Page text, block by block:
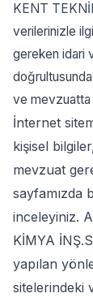
KENT
verilerinizle
gereken idari
ve mevzuatta
İnternet
kişisel
mevzuat
sayfamızda
inceleyiniz.
KİMYA
yapılan
sitelerindeki